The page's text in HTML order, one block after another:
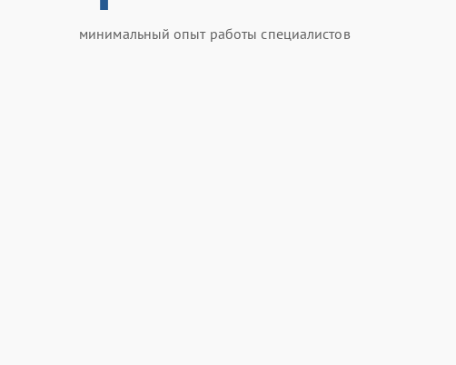
минимальный опыт работы специалистов